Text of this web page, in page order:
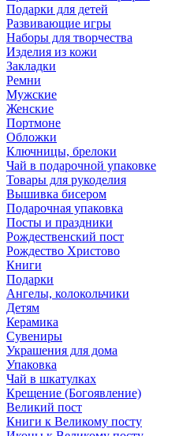
Подарки для детей
Развивающие игры
Наборы для творчества
Изделия из кожи
Закладки
Ремни
Мужские
Женские
Портмоне
Обложки
Ключницы, брелоки
Чай в подарочной упаковке
Товары для рукоделия
Вышивка бисером
Подарочная упаковка
Посты и праздники
Рождественский пост
Рождество Христово
Книги
Подарки
Ангелы, колокольчики
Детям
Керамика
Сувениры
Украшения для дома
Упаковка
Чай в шкатулках
Крещение (Богоявление)
Великий пост
Книги к Великому посту